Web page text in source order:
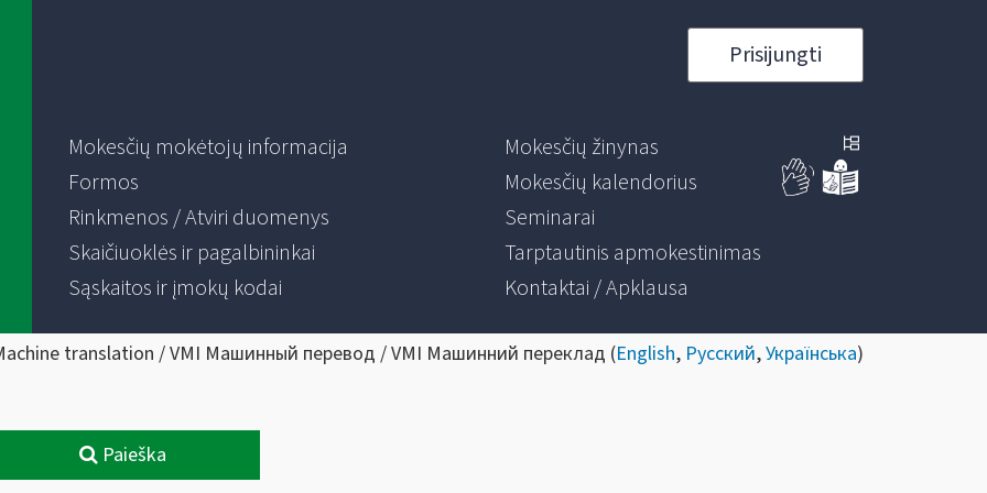
Prisijungti
Mokesčių mokėtojų informacija
Formos
Rinkmenos / Atviri duomenys
Skaičiuoklės ir pagalbininkai
Sąskaitos ir įmokų kodai
Mokesčių žinynas
Mokesčių kalendorius
Seminarai
Tarptautinis apmokestinimas
Kontaktai / Apklausa
translation / VMI Машинный перевод / VMI Машинний переклад (English, Русский,Українська)
Paieška